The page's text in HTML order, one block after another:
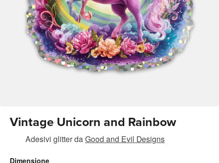
Vintage Unicorn and Rainbow
Adesivi glitterda Good and Evil Designs
Dimensione